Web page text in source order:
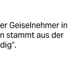
Geiselnehmer in
stammt aus der